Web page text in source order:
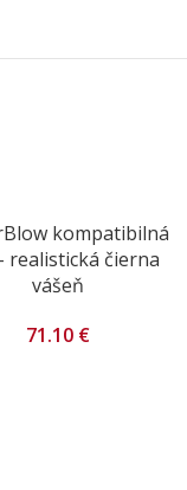
kompatibilná
realistická čierna
vášeň
71.10 €